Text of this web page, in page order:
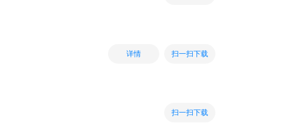
详情 扫一扫下载
扫一扫下载